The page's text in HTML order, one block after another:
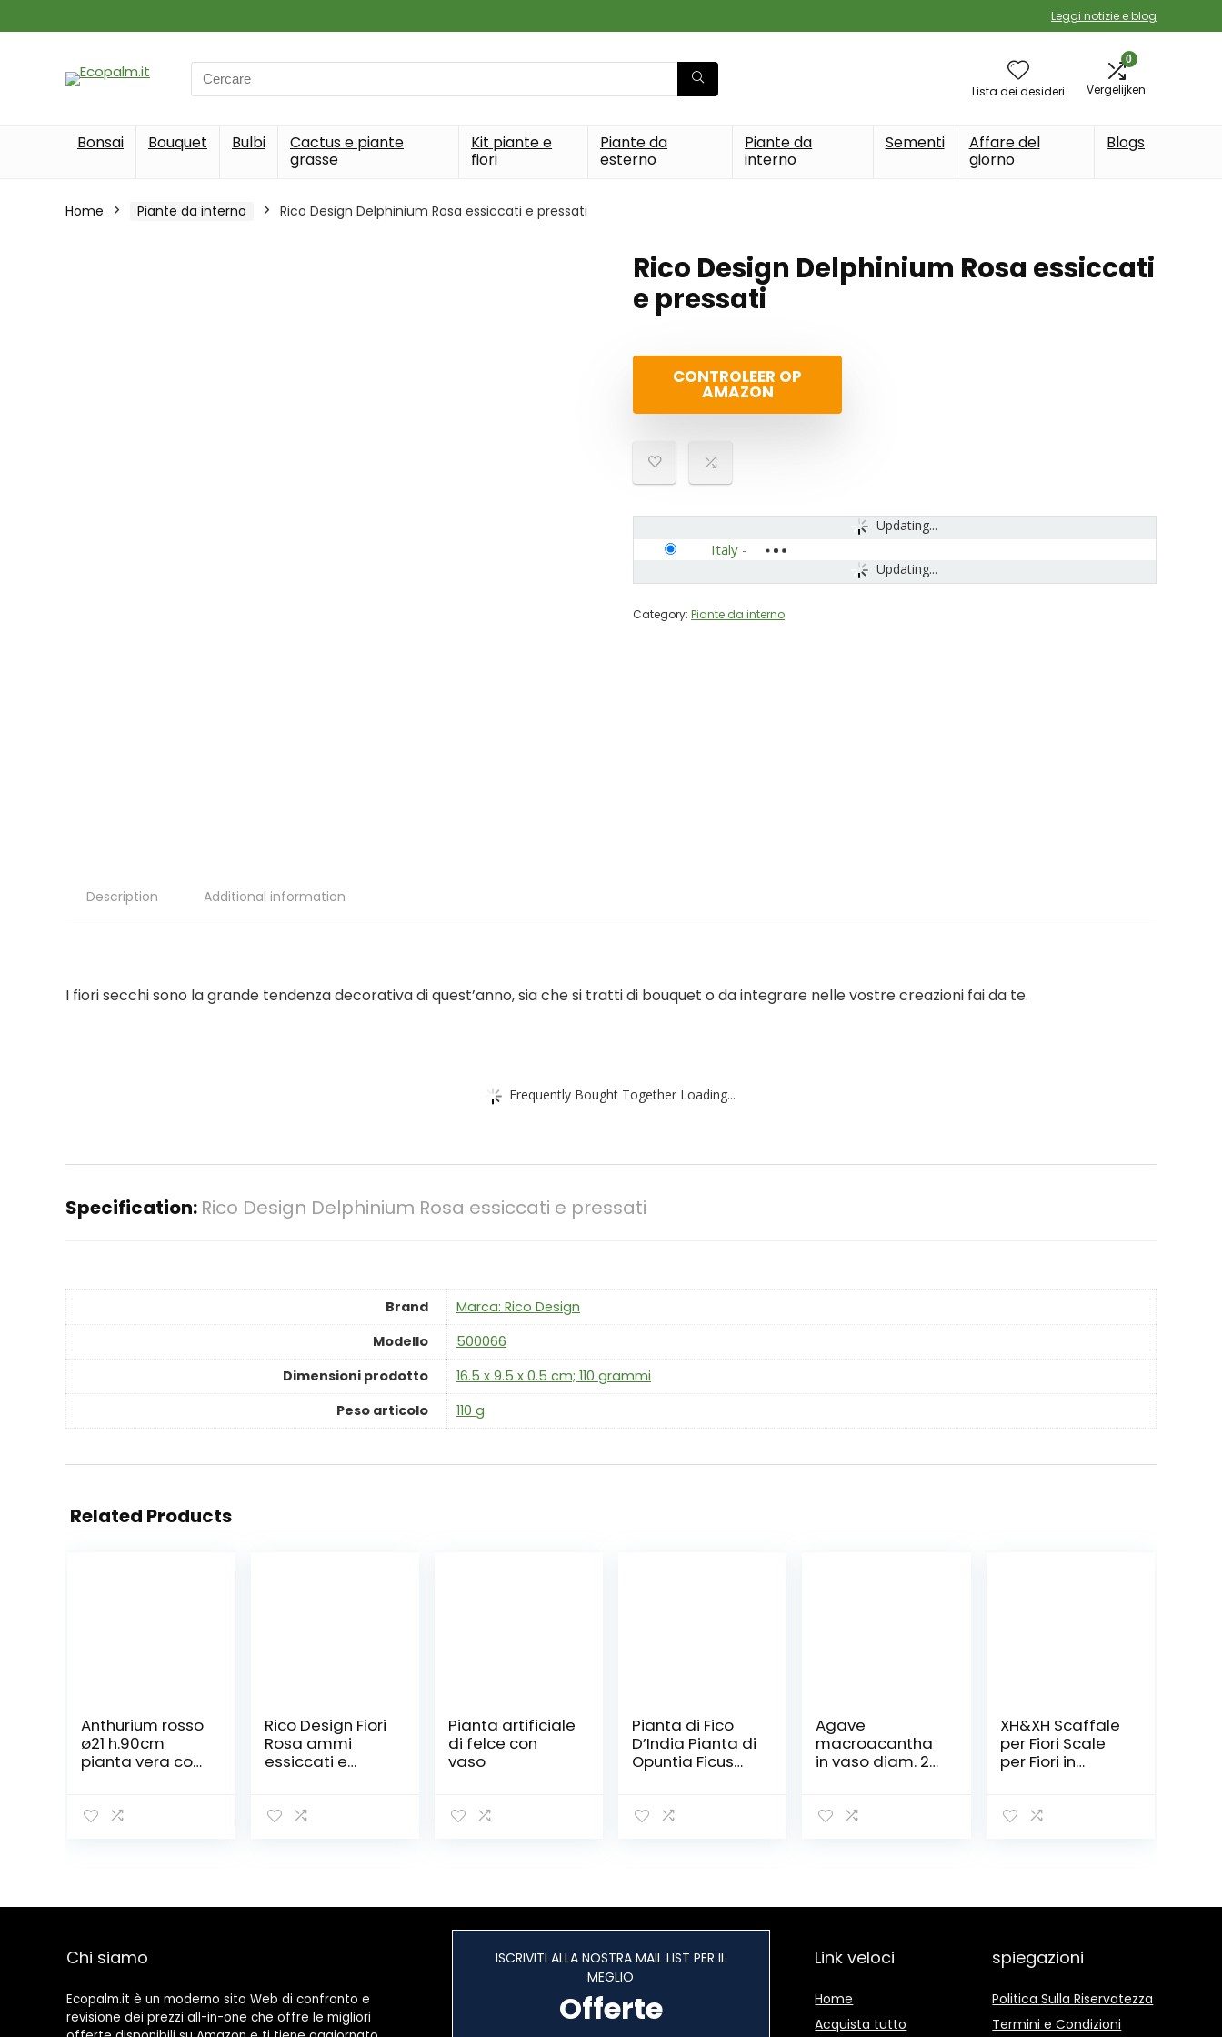
Leggi notizie e blog
Search
for:
Lista dei desideri
0
Vergelijken
Bonsai Bouquet Bulbi
Cactus e piante
grasse
Kit piante e
fiori
Piante da
esterno
Piante da
interno
Sementi
Affare del
giorno
Blogs
Home Piante da interno Rico Design Delphinium Rosa essiccati e pressati
Rico Design Delphinium Rosa essiccati
e pressati
CONTROLEER OP
AMAZON
Updating...
Updating...
Italy -
Category: Piante da interno
Description Additional information
I fiori secchi sono la grande tendenza decorativa di quest’anno, sia che si tratti di bouquet o da integrare nelle vostre creazioni fai da te.
Frequently Bought Together Loading...
Specification: Rico Design Delphinium Rosa essiccati e pressati
Brand
Marca: Rico Design
Modello
‎500066
Dimensioni prodotto
‎16.5 x 9.5 x 0.5 cm; 110 grammi
Peso articolo
‎110 g
Related Products
Anthurium rosso
ø21 h.90cm
pianta vera con
Rico Design Fiori
Rosa ammi
essiccati e
Pianta artificiale
di felce con
vaso
Pianta di Fico
D’India Pianta di
Opuntia Ficus
da giardino
pianta vera
venduta da
Agave
macroacantha
in vaso diam. 20
XH&XH Scaffale
per Fiori Scale
per Fiori in
retrò Grandi
Chi siamo
Ecopalm.it è un moderno sito Web di confronto e
revisione dei prezzi all-in-one che offre le migliori
ISCRIVITI ALLA NOSTRA MAIL LIST PER IL
MEGLIO
Offerte
Link veloci
Home
Acquista tutto
spiegazioni
Politica Sulla Riservatezza
Termini e Condizioni